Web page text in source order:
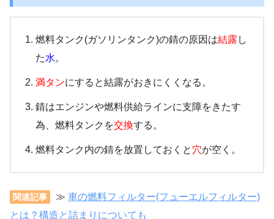
燃料タンク(ガソリンタンク)の錆の原因は結露 し
た水。
満タンにすると結露がおきにくくなる。
錆はエンジンや燃料供給ラインに支障をきたす
為、燃料タンクを交換する。
燃料タンク内の錆を放置しておくと 穴が空く。
関連記事 ≫ 車の燃料フィルター(フューエルフィルター)
とは？構造と詰まりについても